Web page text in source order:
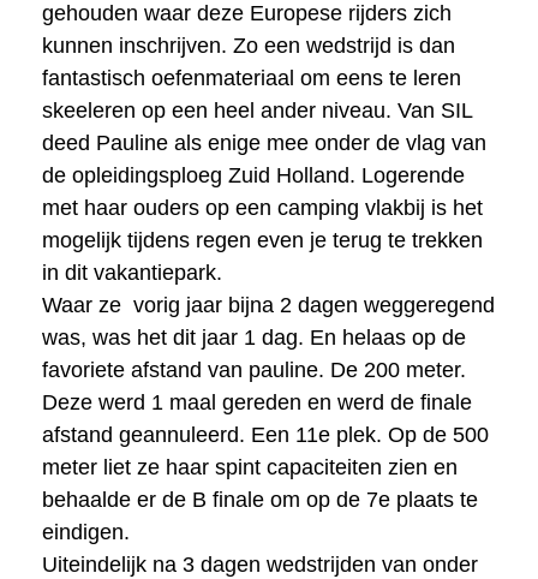
gehouden waar deze Europese rijders zich
kunnen inschrijven. Zo een wedstrijd is dan
fantastisch oefenmateriaal om eens te leren
skeeleren op een heel ander niveau. Van SIL
deed Pauline als enige mee onder de vlag van
de opleidingsploeg Zuid Holland. Logerende
met haar ouders op een camping vlakbij is het
mogelijk tijdens regen even je terug te trekken
in dit vakantiepark.
Waar ze vorig jaar bijna 2 dagen weggeregend
was, was het dit jaar 1 dag. En helaas op de
favoriete afstand van pauline. De 200 meter.
Deze werd 1 maal gereden en werd de finale
afstand geannuleerd. Een 11e plek. Op de 500
meter liet ze haar spint capaciteiten zien en
behaalde er de B finale om op de 7e plaats te
eindigen.
Uiteindelijk na 3 dagen wedstrijden van onder